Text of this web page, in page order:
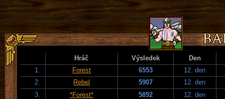
Hráč Výsledek
Den
1.
Forest 6553
12. den
2.
Rebel 5907
12. den
3.
*Forest* 5892
12. den